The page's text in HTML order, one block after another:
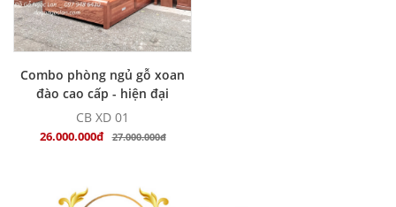
MUA NGAY
Combo phòng ngủ gỗ xoan
đào cao cấp - hiện đại
CB XD 01
26.000.000đ 27.000.000đ